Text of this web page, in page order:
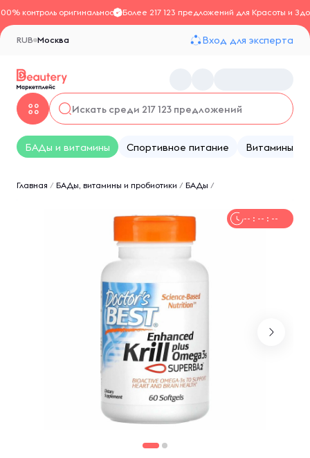
контроль оригинальностиБолее 217 123 предложений для Красоты и
Москва
RUB Вход для эксперта
БАДы и витамины Спортивное питание Витамины
Главная / БАДы, витамины и пробиотики / БАДы /
-- : -- : --